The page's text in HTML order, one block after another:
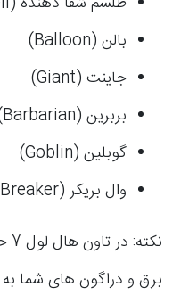
بالن (Balloon)
جاینت (Giant)
بربرین (Barbarian)
گوبلین (Goblin)
وال بریکر (Wall Breaker)
برق و دراگون های شما به